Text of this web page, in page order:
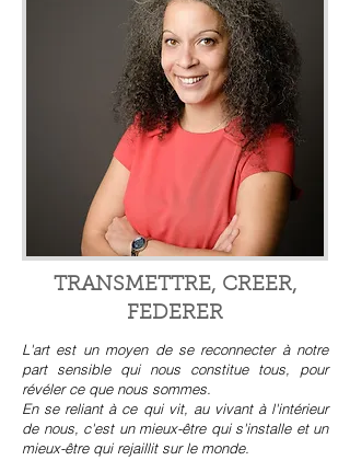
TRANSMETTRE, CREER,
FEDERER
L'art est un moyen de se reconnecter à notre
part sensible qui nous constitue tous, pour
révéler ce que nous sommes.
En se reliant à ce qui vit, au vivant à l'intérieur
de nous, c'est un mieux-être qui s'installe et un
mieux-être qui rejaillit sur le monde.